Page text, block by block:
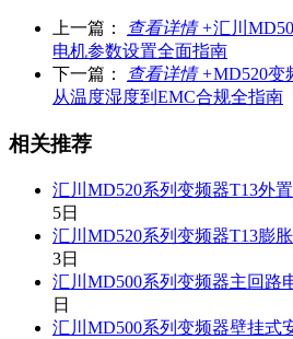
上一篇： 查看详情 +汇川
电机参数设置全面指南
下一篇：
查看详情 +MD520变
从温度湿度到EMC合规全指南
相关推荐
汇川MD520系列变频器T13外
5日
汇川MD520系列变频器T13膨
3日
汇川MD500系列变频器主回路
日
汇川MD500系列变频器壁挂式